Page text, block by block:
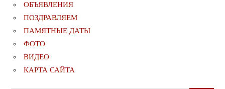
ОБЪЯВЛЕНИЯ
ПОЗДРАВЛЯЕМ
ПАМЯТНЫЕ ДАТЫ
ФОТО
ВИДЕО
КАРТА САЙТА